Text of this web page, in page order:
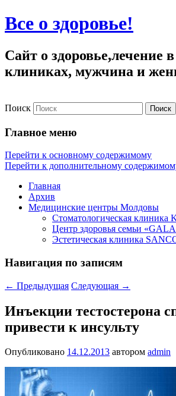
Все о здоровье!
Сайт о здоровье,лечение
клиниках, мужчина и
Поиск
Главное меню
Перейти к основному содержимому
Перейти к дополнительному
Главная
Архив
Медицинские центры Молдовы
Стоматологическая клиника
Центр здоровья семьи
Эстетическая клиника
Навигация по записям
← Предыдущая Следующая →
Инъекции тестостерона
привести к инсульту
Опубликовано 14.12.2013 автором admin